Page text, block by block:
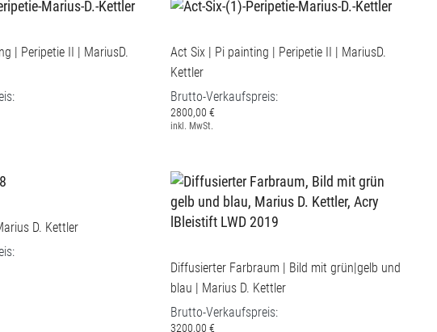
| Peripetie II | MariusD.
Act Six | Pi painting | Peripetie II | MariusD.
Kettler
Brutto-Verkaufspreis:
2800,00 €
inkl. MwSt.
D. Kettler
Diffusierter Farbraum | Bild mit grün|gelb und
blau | Marius D. Kettler
Brutto-Verkaufspreis:
3200,00 €